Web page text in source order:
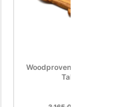
Woodprovence Balık Servis
Tahtası